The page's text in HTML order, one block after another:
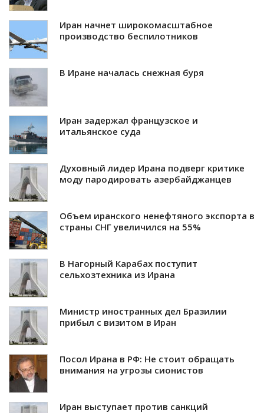
Иран начнет широкомасштабное
производство беспилотников
В Иране началась снежная буря
Иран задержал французское и
итальянское суда
Духовный лидер Ирана подверг критике
моду пародировать азербайджанцев
Объем иранского ненефтяного экспорта в
страны СНГ увеличился на 55%
В Нагорный Карабах поступит
сельхозтехника из Ирана
Министр иностранных дел Бразилии
прибыл с визитом в Иран
Посол Ирана в РФ: Не стоит обращать
внимания на угрозы сионистов
Иран выступает против санкций